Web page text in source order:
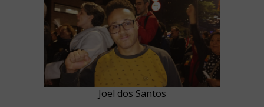
Joel dos Santos